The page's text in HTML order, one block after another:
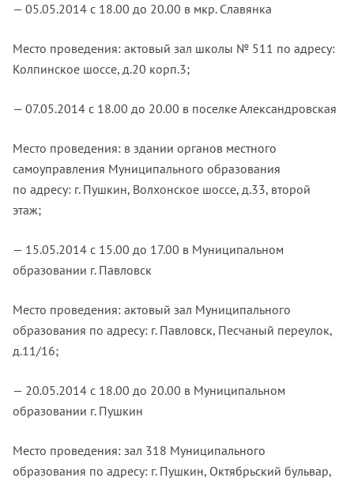
— 05.05.2014 с 18.00 до 20.00 в мкр. Славянка
Место проведения: актовый зал школы № 511 по адресу:
Колпинское шоссе, д.20 корп.3;
— 07.05.2014 с 18.00 до 20.00 в поселке Александровская
Место проведения: в здании органов местного
самоуправления Муниципального образования
по адресу: г. Пушкин, Волхонское шоссе, д.33, второй
этаж;
— 15.05.2014 с 15.00 до 17.00 в Муниципальном
образовании г. Павловск
Место проведения: актовый зал Муниципального
образования по адресу: г. Павловск, Песчаный переулок,
д.11/16;
— 20.05.2014 с 18.00 до 20.00 в Муниципальном
образовании г. Пушкин
Место проведения: зал 318 Муниципального
образования по адресу: г. Пушкин, Октябрьский бульвар,